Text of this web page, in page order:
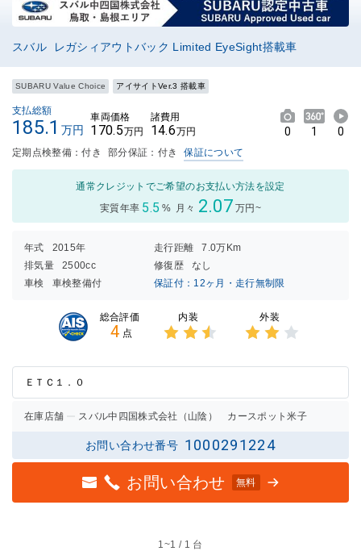
スバル レガシィアウトバック Limited EyeSight搭載車
SUBARU Value Choice アイサイトVer.3 搭載車
支払総額
185.1 万円
車両価格
170.5万円
諸費用
14.6万円 0 1 0
定期点検整備：付き 部分保証：付き 保証について
通常クレジットでご希望のお支払い方法を設定
実質年率 5.5 % 月々 2.07 万円~
年式 2015年 走行距離
7.0万Km
排気量
2500cc 修復歴
なし
車検
車検整備付 保証付：12ヶ月・走行無制限
総合評価
4 点
内装
2.5点
外装
2点の
ＥＴＣ１．０
在庫店舗 スバル中四国株式会社（山陰） カースポット米子
お問い合わせ番号 1000291224
お問い合わせ 無料
1~1 / 1 台